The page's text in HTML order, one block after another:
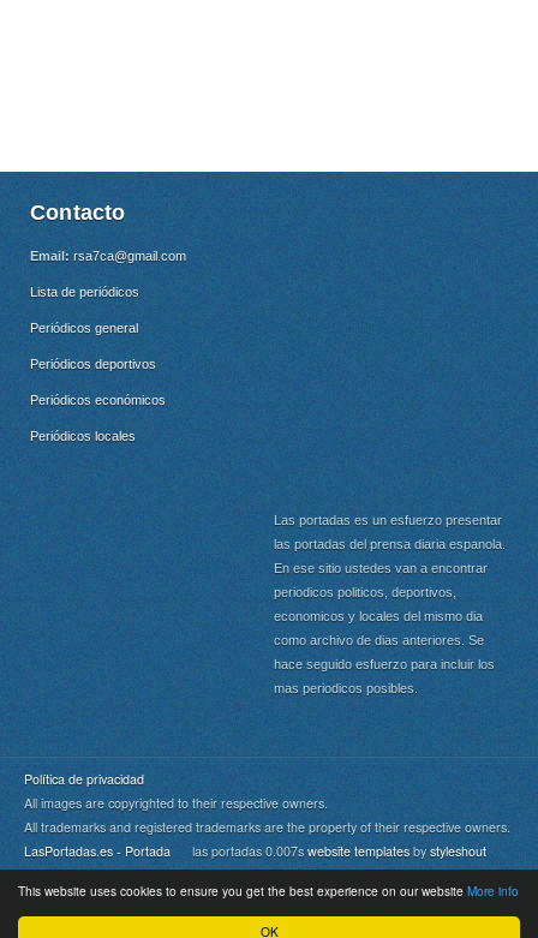
OK
This website uses cookies to ensure you get the best experience on our website More info
Contacto
Email: rsa7ca@gmail.com
Lista de periódicos
Periódicos general
Periódicos deportivos
Periódicos económicos
Periódicos locales
Las portadas es un esfuerzo presentar
las portadas del prensa diaria espanola.
En ese sitio ustedes van a encontrar
periodicos politicos, deportivos,
economicos y locales del mismo dia
como archivo de dias anteriores. Se
hace seguido esfuerzo para incluir los
mas periodicos posibles.
Política de privacidad
All images are copyrighted to their respective owners.
All trademarks and registered trademarks are the property of their respective owners.
LasPortadas.es - Portada las portadas 0.007s website templates by styleshout